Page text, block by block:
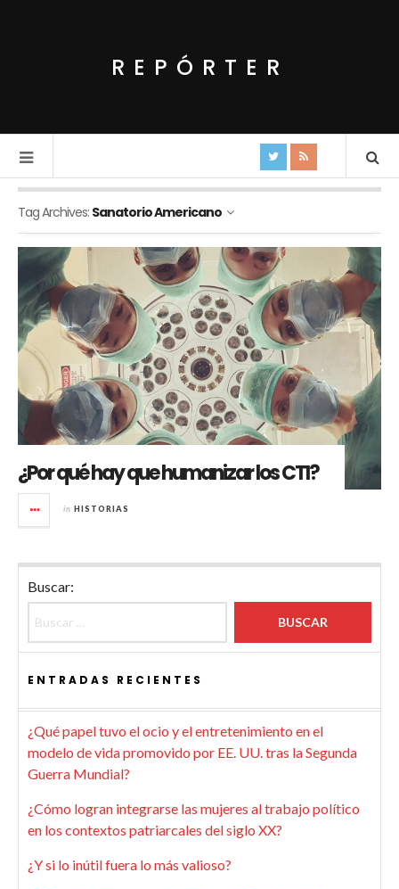
REPÓRTER
Tag Archives: Sanatorio Americano
¿Por qué hay que humanizar los CTI?
in HISTORIAS
Buscar:
ENTRADAS RECIENTES
¿Qué papel tuvo el ocio y el entretenimiento en el
modelo de vida promovido por EE. UU. tras la Segunda
Guerra Mundial?
¿Cómo logran integrarse las mujeres al trabajo político
en los contextos patriarcales del siglo XX?
¿Y si lo inútil fuera lo más valioso?